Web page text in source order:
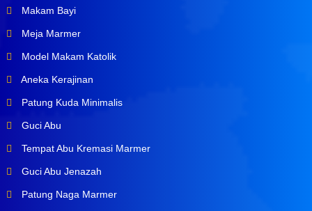
Makam Bayi
Meja Marmer
Model Makam Katolik
Aneka Kerajinan
Patung Kuda Minimalis
Guci Abu
Tempat Abu Kremasi Marmer
Guci Abu Jenazah
Patung Naga Marmer